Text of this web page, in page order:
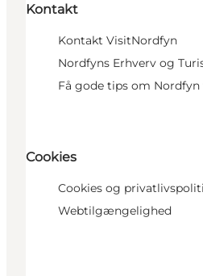
Kontakt
Kontakt VisitNordfyn
Nordfyns Erhverv og
Få gode tips om Nordfyn
Cookies
Cookies og
Webtilgængelighed